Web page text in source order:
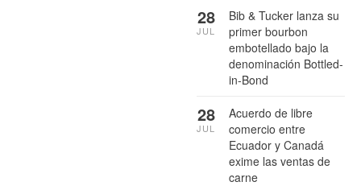
Bib & Tucker lanza su
primer bourbon
embotellado bajo la
denominación Bottled-
in-Bond
28
JUL
Acuerdo de libre
comercio entre
Ecuador y Canadá
exime las ventas de
carne
28
JUL